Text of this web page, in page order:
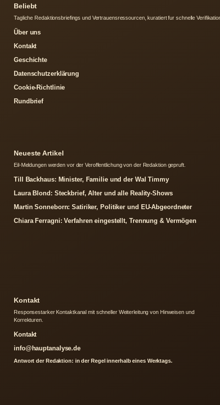
Beliebt
Tagliche Redaktionsbriefings und Vertrauensressourcen, kuratiert fur schnelle
Über uns
Kontakt
Geschichte
Datenschutzerklärung
Cookie-Richtlinie
Rundbrief
Neueste Artikel
Eil-Meldungen werden vor der Veroffentlichung von der Redaktion gepruft.
Till Backhaus: Minister, Familie und der Wal Timmy
Laura Blond: Steckbrief, Alter und alle Reality-Shows
Martin Sonneborn: Satiriker, Politiker und EU-Abgeordneter
Chiara Ferragni: Verfahren eingestellt, Trennung & Vermögen
Kontakt
Responsestarker Kontaktkanal mit schneller Weiterleitung von Hinweisen und
Korrekturen.
Kontakt
info@hauptanalyse.de
Antwort der Redaktion: in der Regel innerhalb eines Werktags.